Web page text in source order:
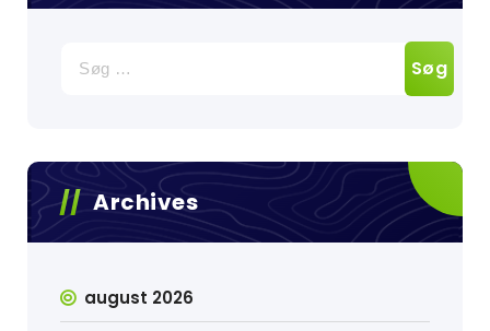
efter:
Archives
august 2026